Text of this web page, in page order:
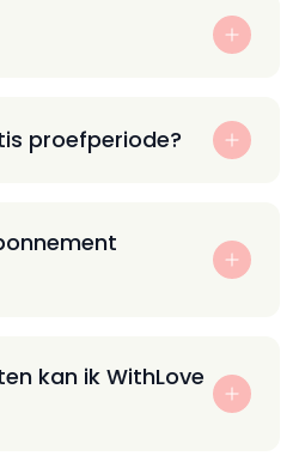
proefperiode?
kan ik WithLove